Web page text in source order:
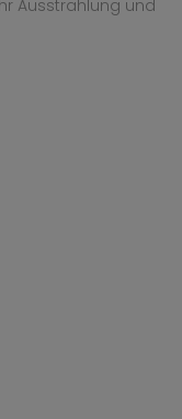
Ausstrahlung und